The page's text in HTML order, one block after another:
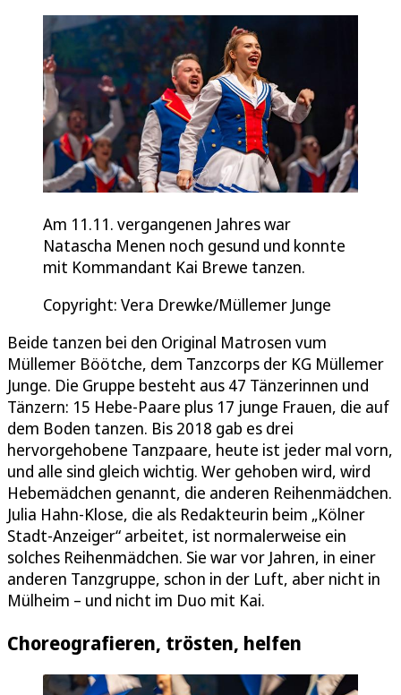
Am 11.11. vergangenen Jahres war
Natascha Menen noch gesund und konnte
mit Kommandant Kai Brewe tanzen.
Copyright: Vera Drewke/Müllemer Junge
Beide tanzen bei den Original Matrosen vum
Müllemer Böötche, dem Tanzcorps der KG Müllemer
Junge. Die Gruppe besteht aus 47 Tänzerinnen und
Tänzern: 15 Hebe-Paare plus 17 junge Frauen, die auf
dem Boden tanzen. Bis 2018 gab es drei
hervorgehobene Tanzpaare, heute ist jeder mal vorn,
und alle sind gleich wichtig. Wer gehoben wird, wird
Hebemädchen genannt, die anderen Reihenmädchen.
Julia Hahn-Klose, die als Redakteurin beim „Kölner
Stadt-Anzeiger“ arbeitet, ist normalerweise ein
solches Reihenmädchen. Sie war vor Jahren, in einer
anderen Tanzgruppe, schon in der Luft, aber nicht in
Mülheim – und nicht im Duo mit Kai.
Choreografieren, trösten, helfen